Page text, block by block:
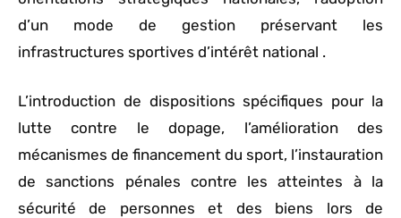
d’un mode de gestion préservant les
infrastructures sportives d’intérêt national .
L’introduction de dispositions spécifiques pour la
lutte contre le dopage, l’amélioration des
mécanismes de financement du sport, l’instauration
de sanctions pénales contre les atteintes à la
sécurité de personnes et des biens lors de